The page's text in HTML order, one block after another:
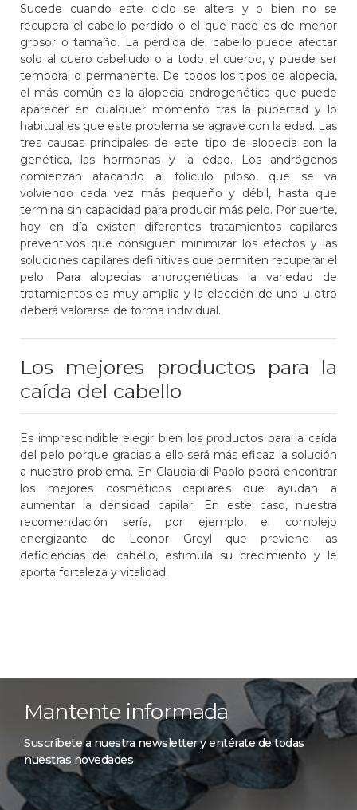
Sucede cuando este ciclo se altera y o bien no se
recupera el cabello perdido o el que nace es de menor
grosor o tamaño. La pérdida del cabello puede afectar
solo al cuero cabelludo o a todo el cuerpo, y puede ser
temporal o permanente. De todos los tipos de alopecia,
el más común es la alopecia androgenética que puede
aparecer en cualquier momento tras la pubertad y lo
habitual es que este problema se agrave con la edad. Las
tres causas principales de este tipo de alopecia son la
genética, las hormonas y la edad. Los andrógenos
comienzan atacando al folículo piloso, que se va
volviendo cada vez más pequeño y débil, hasta que
termina sin capacidad para producir más pelo. Por suerte,
hoy en día existen diferentes tratamientos capilares
preventivos que consiguen minimizar los efectos y las
soluciones capilares definitivas que permiten recuperar el
pelo. Para alopecias androgenéticas la variedad de
tratamientos es muy amplia y la elección de uno u otro
deberá valorarse de forma individual.
Los mejores productos para la
caída del cabello
Es imprescindible elegir bien los productos para la caída
del pelo porque gracias a ello será más eficaz la solución
a nuestro problema. En Claudia di Paolo podrá encontrar
los mejores cosméticos capilares que ayudan a
aumentar la densidad capilar. En este caso, nuestra
recomendación sería, por ejemplo, el complejo
energizante de Leonor Greyl que previene las
deficiencias del cabello, estimula su crecimiento y le
aporta fortaleza y vitalidad.
Mantente informada
Suscríbete a nuestra newsletter y entérate de todas
nuestras novedades